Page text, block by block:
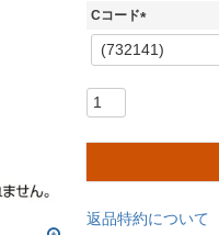
Cコード
(
必
返品特約について